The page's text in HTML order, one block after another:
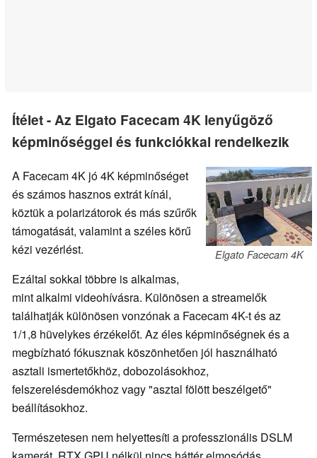
Ítélet - Az Elgato Facecam 4K lenyűgöző
képminőséggel és funkciókkal rendelkezik
Elgato Facecam 4K
A Facecam 4K jó 4K képminőséget
és számos hasznos extrát kínál,
köztük a polarizátorok és más szűrők
támogatását, valamint a széles körű
kézi vezérlést.
Ezáltal sokkal többre is alkalmas,
mint alkalmi videohívásra. Különösen a streamelők
találhatják különösen vonzónak a Facecam 4K-t és az
1/1,8 hüvelykes érzékelőt. Az éles képminőségnek és a
megbízható fókusznak köszönhetően jól használható
asztali ismertetőkhöz, dobozolásokhoz,
felszerelésdemókhoz vagy "asztal fölött beszélgető"
beállításokhoz.
Természetesen nem helyettesíti a professzionális DSLM